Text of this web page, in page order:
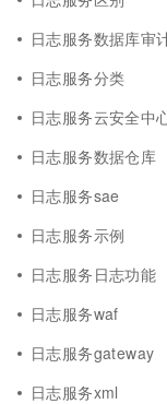
日志服务数据库审
日志服务分类
日志服务云安全中
日志服务数据仓库
日志服务sae
日志服务示例
日志服务日志功能
日志服务waf
日志服务gateway
日志服务xml